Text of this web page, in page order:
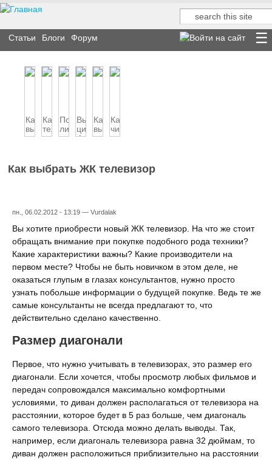
Форма поиска
Поиск
Статьи Блоги Форум
Как
выбрать
домашний
Какой
телевизор
выбрать
Покупать
ли
плазменную
Выбираем
цифровой
фотоаппарат
Как
выбрать
веб-
Как
чистить
клавиатуру
Как выбрать ЖК телевизор
пн., 06.02.2012 - 13:19 — Vurdalak
Вы хотите приобрести новый ЖК телевизор. На что же стоит
обращать внимание при покупке подобного рода техники?
Какие характеристики важны? Какие производители на
первом месте? Чтобы не быть новичком в этом деле, не
оказаться глупым в глазах консультантов, нужно просто
узнать побольше информации о будущей покупке. Ведь те же
самые консультанты не всегда предлагают то, что
действительно сделано качественно.
Размер диагонали
Первое, что нужно учитывать в телевизорах, это размер его
диагонали. Если хочется, чтобы просмотр любых фильмов и
передач сопровождался максимально комфортными
условиями, то диван должен располагаться от телевизора на
расстоянии, которое будет в 5 раз больше, чем диагональ
самого телевизора. Отсюда можно делать выводы. Так,
например, если диагональ телевизора равна 32 дюймам, то
диван должен расположиться приблизительно на расстоянии